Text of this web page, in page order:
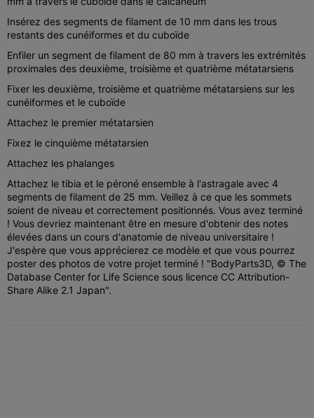
Insérez des segments de filament de 10 mm dans les trous
restants des cunéiformes et du cuboïde
Enfiler un segment de filament de 80 mm à travers les extrémités
proximales des deuxième, troisième et quatrième métatarsiens
Fixer les deuxième, troisième et quatrième métatarsiens sur les
cunéiformes et le cuboïde
Attachez le premier métatarsien
Fixez le cinquième métatarsien
Attachez les phalanges
Attachez le tibia et le péroné ensemble à l'astragale avec 4
segments de filament de 25 mm. Veillez à ce que les sommets
soient de niveau et correctement positionnés. Vous avez terminé
! Vous devriez maintenant être en mesure d'obtenir des notes
élevées dans un cours d'anatomie de niveau universitaire !
J'espère que vous apprécierez ce modèle et que vous pourrez
poster des photos de votre projet terminé ! "BodyParts3D, © The
Database Center for Life Science sous licence CC Attribution-
Share Alike 2.1 Japan".